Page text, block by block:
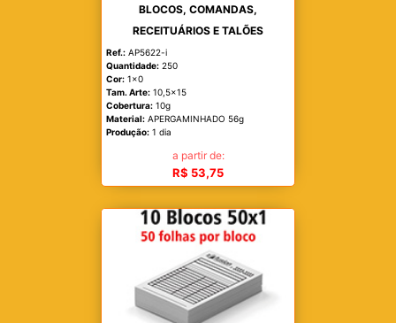
BLOCOS, COMANDAS,
RECEITUÁRIOS E TALÕES
Ref.: AP5622-i
Quantidade: 250
Cor: 1x0
Tam. Arte: 10,5x15
Cobertura: 10g
Material: APERGAMINHADO 56g
Produção: 1 dia
a partir de:
R$ 53,75